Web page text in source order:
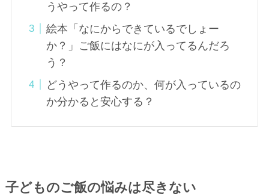
うやって作るの？
絵本「なにからできているでしょー
か？」ご飯にはなにが入ってるんだろ
う？
どうやって作るのか、何が入っているの
か分かると安心する？
子どものご飯の悩みは尽きない